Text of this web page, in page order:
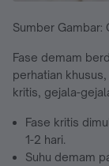
Sumber Gambar:
Fase demam
perhatian
kritis, gejala-
Fase kritis
1-2 hari.
Suhu demam